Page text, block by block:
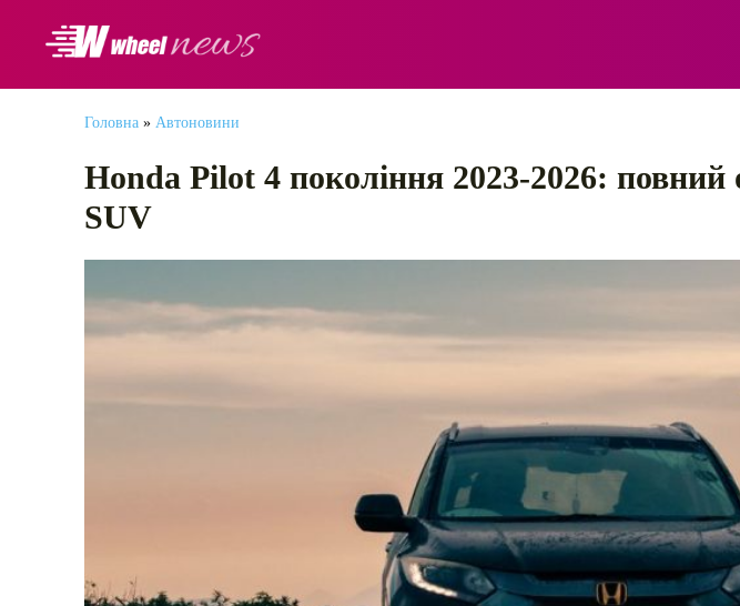
Головна » Автоновини
Honda Pilot 4 покоління 2023-2026: повний
SUV